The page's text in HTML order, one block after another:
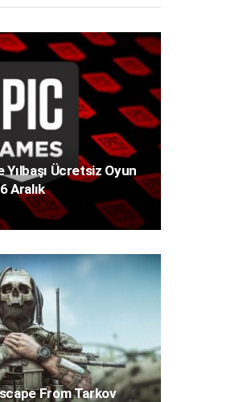
Ücretsiz Oyun
Aralık
From Tarkov